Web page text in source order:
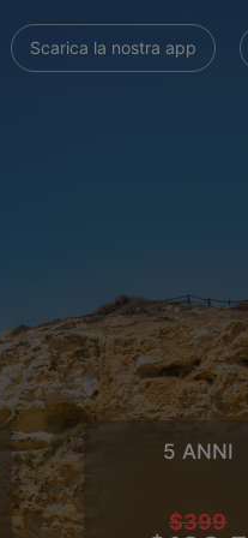
Scarica la nostra app
5 ANNI
$399